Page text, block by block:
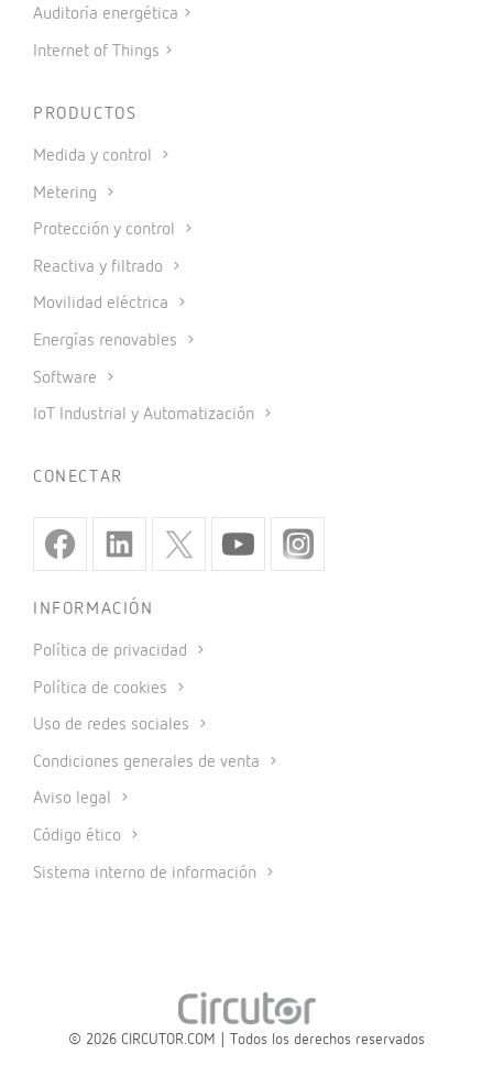
Auditoría energética
Internet of Things
PRODUCTOS
Medida y control
Metering
Protección y control
Reactiva y filtrado
Movilidad eléctrica
Energías renovables
Software
IoT Industrial y Automatización
CONECTAR
INFORMACIÓN
Política de privacidad
Política de cookies
Uso de redes sociales
Condiciones generales de venta
Aviso legal
Código ético
Sistema interno de información
© 2026 CIRCUTOR.COM | Todos los derechos reservados